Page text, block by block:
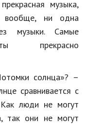
музыка,
вообще, ни одна
музыки. Самые
прекрасно
солнца»? –
сравнивается с
Как люди не могут
так они не могут